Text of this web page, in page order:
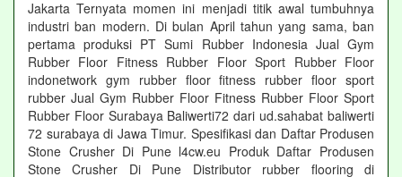
Jakarta Ternyata momen ini menjadi titik awal tumbuhnya
industri ban modern. Di bulan April tahun yang sama, ban
pertama produksi PT Sumi Rubber Indonesia Jual Gym
Rubber Floor Fitness Rubber Floor Sport Rubber Floor
indonetwork gym rubber floor fitness rubber floor sport
rubber Jual Gym Rubber Floor Fitness Rubber Floor Sport
Rubber Floor Surabaya Baliwerti72 dari ud.sahabat baliwerti
72 surabaya di Jawa Timur. Spesifikasi dan Daftar Produsen
Stone Crusher Di Pune l4cw.eu Produk Daftar Produsen
Stone Crusher Di Pune Distributor rubber flooring di